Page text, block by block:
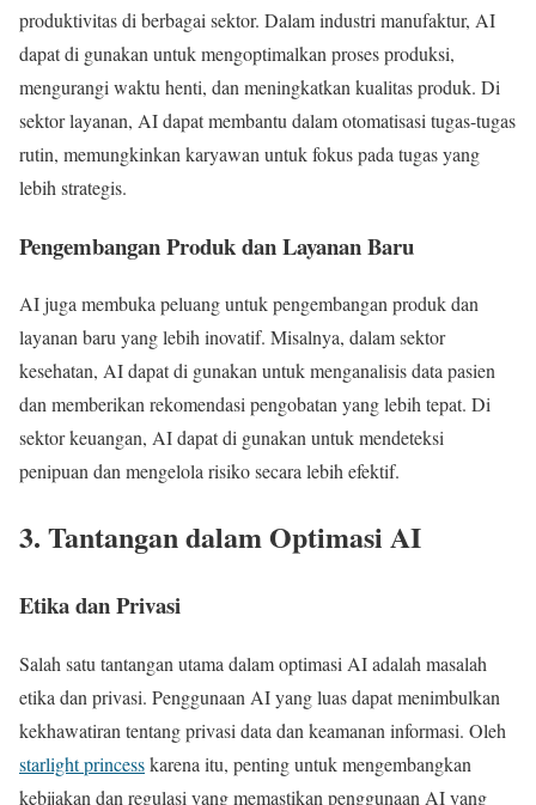
produktivitas di berbagai sektor. Dalam industri manufaktur, AI
dapat di gunakan untuk mengoptimalkan proses produksi,
mengurangi waktu henti, dan meningkatkan kualitas produk. Di
sektor layanan, AI dapat membantu dalam otomatisasi tugas-tugas
rutin, memungkinkan karyawan untuk fokus pada tugas yang
lebih strategis.
Pengembangan Produk dan Layanan Baru
AI juga membuka peluang untuk pengembangan produk dan
layanan baru yang lebih inovatif. Misalnya, dalam sektor
kesehatan, AI dapat di gunakan untuk menganalisis data pasien
dan memberikan rekomendasi pengobatan yang lebih tepat. Di
sektor keuangan, AI dapat di gunakan untuk mendeteksi
penipuan dan mengelola risiko secara lebih efektif.
3. Tantangan dalam Optimasi AI
Etika dan Privasi
Salah satu tantangan utama dalam optimasi AI adalah masalah
etika dan privasi. Penggunaan AI yang luas dapat menimbulkan
kekhawatiran tentang privasi data dan keamanan informasi. Oleh
starlight princesskarena itu, penting untuk mengembangkan
kebijakan dan regulasi yang memastikan penggunaan AI yang